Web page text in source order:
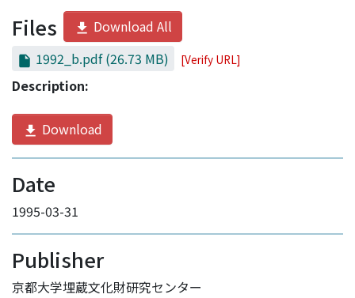
Files
Download All
1992_b.pdf(26.73 MB) [Verify URL]
Description:
Download
Date
1995-03-31
Publisher
京都大学埋蔵文化財研究センター